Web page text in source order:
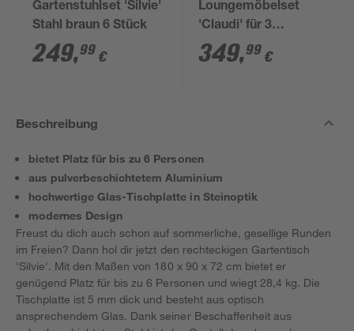
Gartenstuhlset 'Silvie'
Stahl braun 6 Stück
249,99 €
Loungemöbelset
'Claudi' für 3
Personen Stahl
349,99 €
Beschreibung
bietet Platz für bis zu 6 Personen
aus pulverbeschichtetem Aluminium
hochwertige Glas-Tischplatte in Steinoptik
modernes Design
Freust du dich auch schon auf sommerliche, gesellige Runden
im Freien? Dann hol dir jetzt den rechteckigen Gartentisch
'Silvie'. Mit den Maßen von 180 x 90 x 72 cm bietet er
genügend Platz für bis zu 6 Personen und wiegt 28,4 kg. Die
Tischplatte ist 5 mm dick und besteht aus optisch
ansprechendem Glas. Dank seiner Beschaffenheit aus